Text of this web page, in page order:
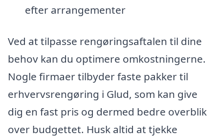
efter arrangementer
Ved at tilpasse rengøringsaftalen til dine
behov kan du optimere omkostningerne.
Nogle firmaer tilbyder faste pakker til
erhvervsrengøring i Glud, som kan give
dig en fast pris og dermed bedre overblik
over budgettet. Husk altid at tjekke